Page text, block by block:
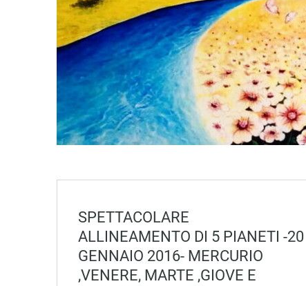
SPETTACOLARE
ALLINEAMENTO DI 5 PIANETI -20
GENNAIO 2016- MERCURIO
,VENERE, MARTE ,GIOVE E